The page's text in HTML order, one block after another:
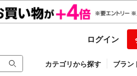
ログイン
カテゴリから探す ブラン